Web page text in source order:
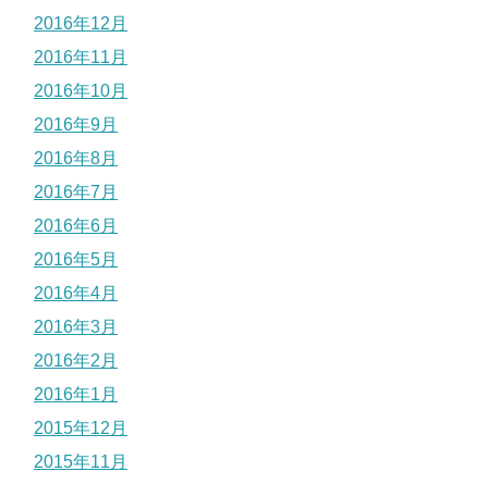
2016年12月
2016年11月
2016年10月
2016年9月
2016年8月
2016年7月
2016年6月
2016年5月
2016年4月
2016年3月
2016年2月
2016年1月
2015年12月
2015年11月